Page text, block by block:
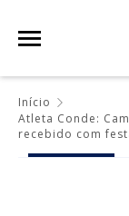
Início
Atleta Conde:
recebido com